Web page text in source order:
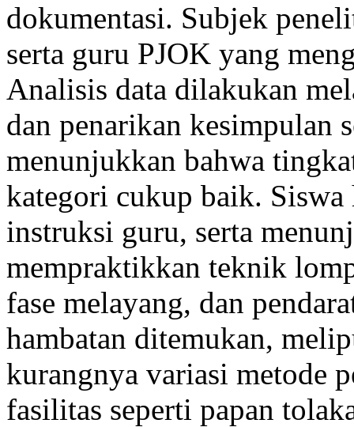
dokumentasi. Subjek
serta guru PJOK yang
Analisis data dilakukan
dan penarikan kesimpulan
menunjukkan bahwa
kategori cukup baik.
instruksi guru, serta
mempraktikkan teknik
fase melayang, dan
hambatan ditemukan,
kurangnya variasi metode
fasilitas seperti papan